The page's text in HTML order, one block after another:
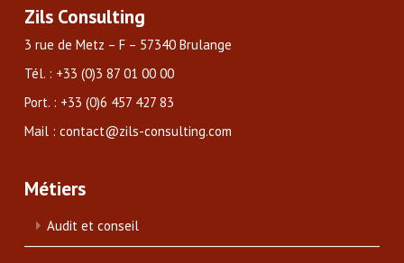
Zils Consulting
3 rue de Metz – F – 57340 Brulange
Tél. : +33 (0)3 87 01 00 00
Port. : +33 (0)6 457 427 83
Mail : contact@zils-consulting.com
Métiers
Audit et conseil